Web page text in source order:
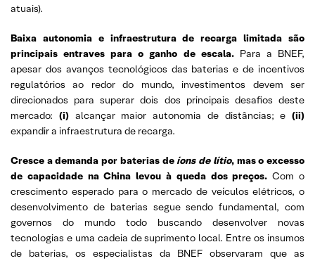
atuais).
Baixa autonomia e infraestrutura de recarga limitada são
principais entraves para o ganho de escala.Para a BNEF,
apesar dos avanços tecnológicos das baterias e de incentivos
regulatórios ao redor do mundo, investimentos devem ser
direcionados para superar dois dos principais desafios deste
mercado: (i)alcançar maior autonomia de distâncias; e (ii)
expandir a infraestrutura de recarga.
Cresce a demanda por baterias de íons de lítio, mas o excesso
de capacidade na China levou à queda dos preços. Com o
crescimento esperado para o mercado de veículos elétricos, o
desenvolvimento de baterias segue sendo fundamental, com
governos do mundo todo buscando desenvolver novas
tecnologias e uma cadeia de suprimento local. Entre os insumos
de baterias, os especialistas da BNEF observaram que as